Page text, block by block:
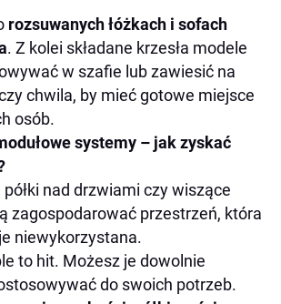
rozsuwanych łóżkach i sofach
. Z kolei składane krzesła modele
w szafie lub zawiesić na
chwila, by mieć gotowe miejsce
osób.
systemy – jak zyskać
półki nad drzwiami czy wiszące
zagospodarować przestrzeń, która
niewykorzystana.
to hit. Możesz je dowolnie
do swoich potrzeb.